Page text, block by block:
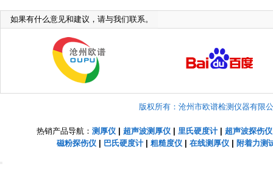
如果有什么意见和建议，请与我们联系。
版权所有：沧州市欧谱检测仪器有限
热销产品导航： 测厚仪 超声波测厚仪 里氏硬度计| 超声波探伤仪
磁粉探伤仪| 巴氏硬度计| 粗糙度仪| 在线测厚仪| 附着力测